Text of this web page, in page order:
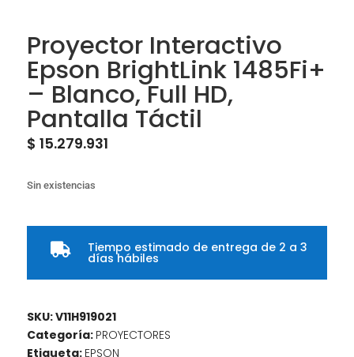
Proyector Interactivo
Epson BrightLink 1485Fi+
– Blanco, Full HD,
Pantalla Táctil
$ 15.279.931
Sin existencias
 Tiempo estimado de entrega de 2 a 3
días hábiles
SKU:V11H919021
Categoría: PROYECTORES
Etiqueta: EPSON